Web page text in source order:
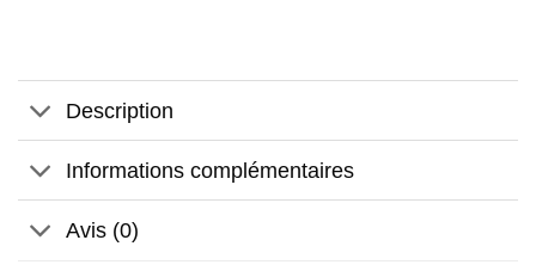
Description
Informations complémentaires
Avis (0)